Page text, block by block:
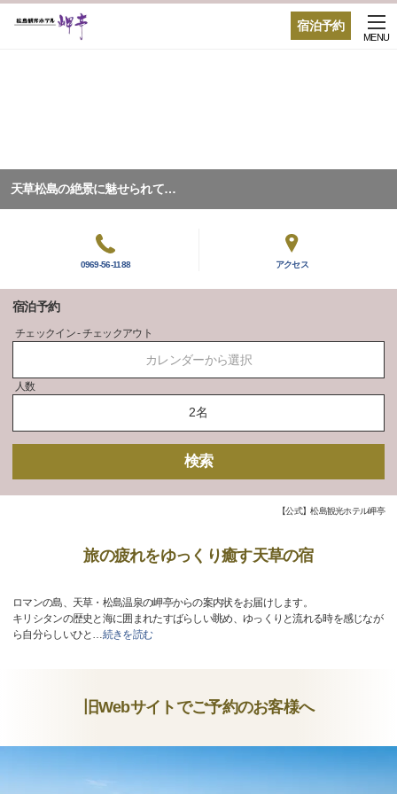
宿泊予約
MENU
天草松島の絶景に魅せられて…
0969-56-1188 アクセス
宿泊予約
チェックイン - チェックアウト
カレンダーから選択
人数
検索
【公式】松島観光ホテル岬亭
旅の疲れをゆっくり癒す天草の宿
ロマンの島、天草・松島温泉の岬亭からの案内状をお届けします。
キリシタンの歴史と海に囲まれたすばらしい眺め、ゆっくりと流れる時を感じなが
ら自分らしいひと …続きを読む
旧Webサイトでご予約のお客様へ